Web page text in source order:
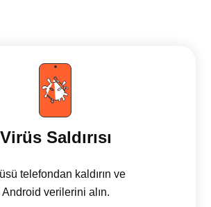
Virüs Saldırısı
telefondan kaldırın ve
Android verilerini alın.